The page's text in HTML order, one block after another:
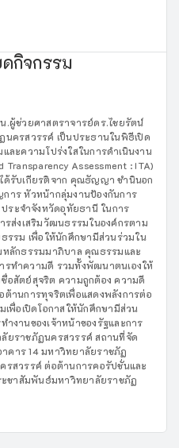
ดกิจกรรม
.ผู้ช่วยศาสตราจารย์ดร.ไชยรัตน์
ครสวรรค์ เป็นประธานในพิธีเปิด
ละความโปร่งใสในการดำเนินงาน
Assessment : ITA)
รับเกียรติจาก คุณธัญญา ชำนินอก
าร หัวหน้ากลุ่มงานป้องกันการ
ระจำจังหวัดอุทัยธานี ในการ
รส่งเสริมวัฒนธรรมในองค์กรตาม
รม เพื่อให้นักศึกษามีส่วนร่วมใน
ลักธรรมมาภิบาล คุณธรรมและ
ทำความดี รวมทั้งพัฒนาตนเองให้
สัตย์สุจริต ความถูกต้อง ความดี
านการทุจริตเพื่อแสดงพลังการต่อ
พื่อเปิดโอกาสให้นักศึกษามีส่วน
งานของเจ้าหน้าของรัฐและการ
ยราชภัฏนครสวรรค์ สถานที่จัด
คาร 14 มหาวิทยาลัยราชภัฏ
สวรรค์ ต่อต้านการคอรัปชั่นและ
ชาสัมพันธ์มหาวิทยาลัยราชภัฏ